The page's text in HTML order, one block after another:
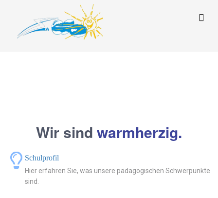
Wir sind warmherzig.
Schulprofil
Hier erfahren Sie, was unsere pädagogischen Schwerpunkte
sind.